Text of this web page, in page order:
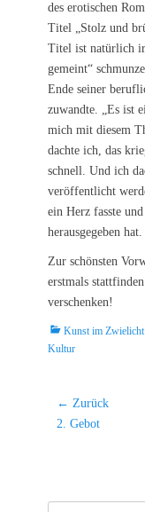
des erotischen
Titel „Stolz und
Titel ist natürlich
gemeint“
Ende seiner
zuwandte. „Es ist
mich mit diesem
dachte ich, das
schnell. Und ich
veröffentlicht
ein Herz fasste
herausgegeben hat.
Zur schönsten
erstmals
verschenken!
Kategorien
Kunst im Zwielicht
Kultur
← Zurück
Vorheriger
2. Gebot